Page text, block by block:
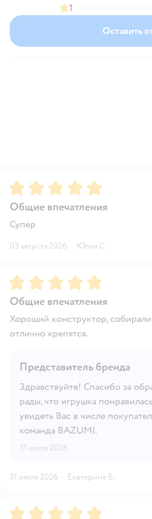
1
Оставить
Рейтинг:5
Общие впечатления
Супер
03 августа 2026 · Юлия С.
Рейтинг:5
Общие впечатления
Хороший конструктор,
отлично крепятся.
Представитель бренда
Здравствуйте! Спасибо за
рады, что игрушка
увидеть Вас в числе
команда BAZUMI.
31 июля 2026
31 июля 2026 · Екатерина Б.
Рейтинг:5